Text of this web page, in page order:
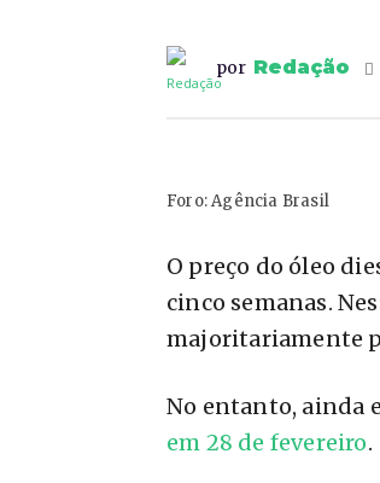
por Redação
Foro: Agência Brasil
O preço do óleo
cinco semanas.
majoritariamente
No entanto, ainda
em 28 de fevereiro.